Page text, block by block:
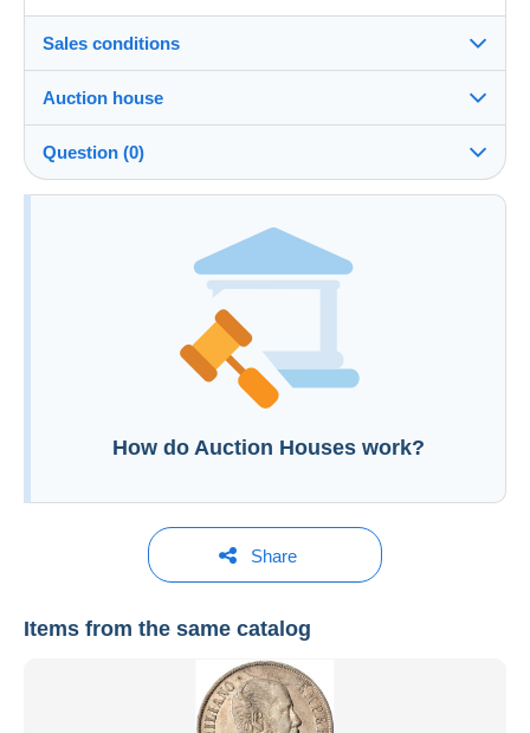
Sales conditions
Fee for buyer : 22 %
Auction house
See all catalogs
Question (0)
You must open a session to ask a question.
Open a session
How do Auction Houses work?
Share
Items from the same catalog